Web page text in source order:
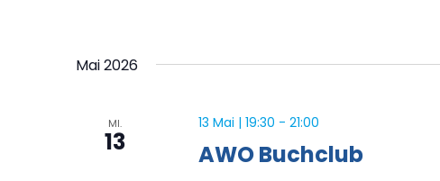
Mai 2026
MI.
13 AWO Buchclub
13 Mai | 19:30 - 21:00